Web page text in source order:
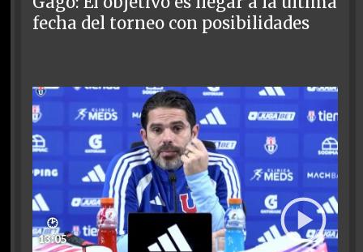
fecha del torneo con posibilidades
🕑
13:05